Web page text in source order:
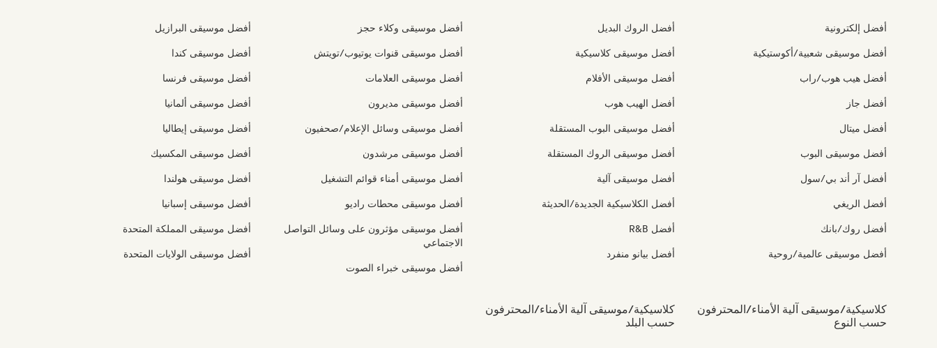
أفضل إلكترونية
أفضل موسيقى شعبية/أكوستيكية
أفضل هيب هوب/راب
أفضل جاز
أفضل ميتال
أفضل موسيقى البوب
أفضل آر أند بي/سول
أفضل الريغي
أفضل روك/بانك
أفضل موسيقى عالمية/روحية
أفضل الروك البديل
أفضل موسيقى كلاسيكية
أفضل موسيقى الأفلام
أفضل الهيب هوب
أفضل موسيقى البوب المستقلة
أفضل موسيقى الروك المستقلة
أفضل موسيقى آلية
أفضل الكلاسيكية الجديدة/الحديثة
أفضل R&B
أفضل بيانو منفرد
أفضل موسيقى وكلاء حجز
أفضل موسيقى قنوات يوتيوب/تويتش
أفضل موسيقى العلامات
أفضل موسيقى مديرون
أفضل موسيقى وسائل الإعلام/صحفيون
أفضل موسيقى مرشدون
أفضل موسيقى أمناء قوائم التشغيل
أفضل موسيقى محطات راديو
أفضل موسيقى مؤثرون على وسائل التواصل
الاجتماعي
أفضل موسيقى خبراء الصوت
أفضل موسيقى البرازيل
أفضل موسيقى كندا
أفضل موسيقى فرنسا
أفضل موسيقى ألمانيا
أفضل موسيقى إيطاليا
أفضل موسيقى المكسيك
أفضل موسيقى هولندا
أفضل موسيقى إسبانيا
أفضل موسيقى المملكة المتحدة
أفضل موسيقى الولايات المتحدة
كلاسيكية/موسيقى آلية الأمناء/المحترفون
حسب النوع
كلاسيكية/موسيقى آلية الأمناء/المحترفون
حسب البلد